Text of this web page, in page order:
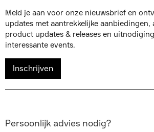
Meld je aan voor onze nieuwsbrief en
updates met aantrekkelijke aanbiedingen,
product updates & releases en
interessante events.
Inschrijven
Persoonlijk advies nodig?